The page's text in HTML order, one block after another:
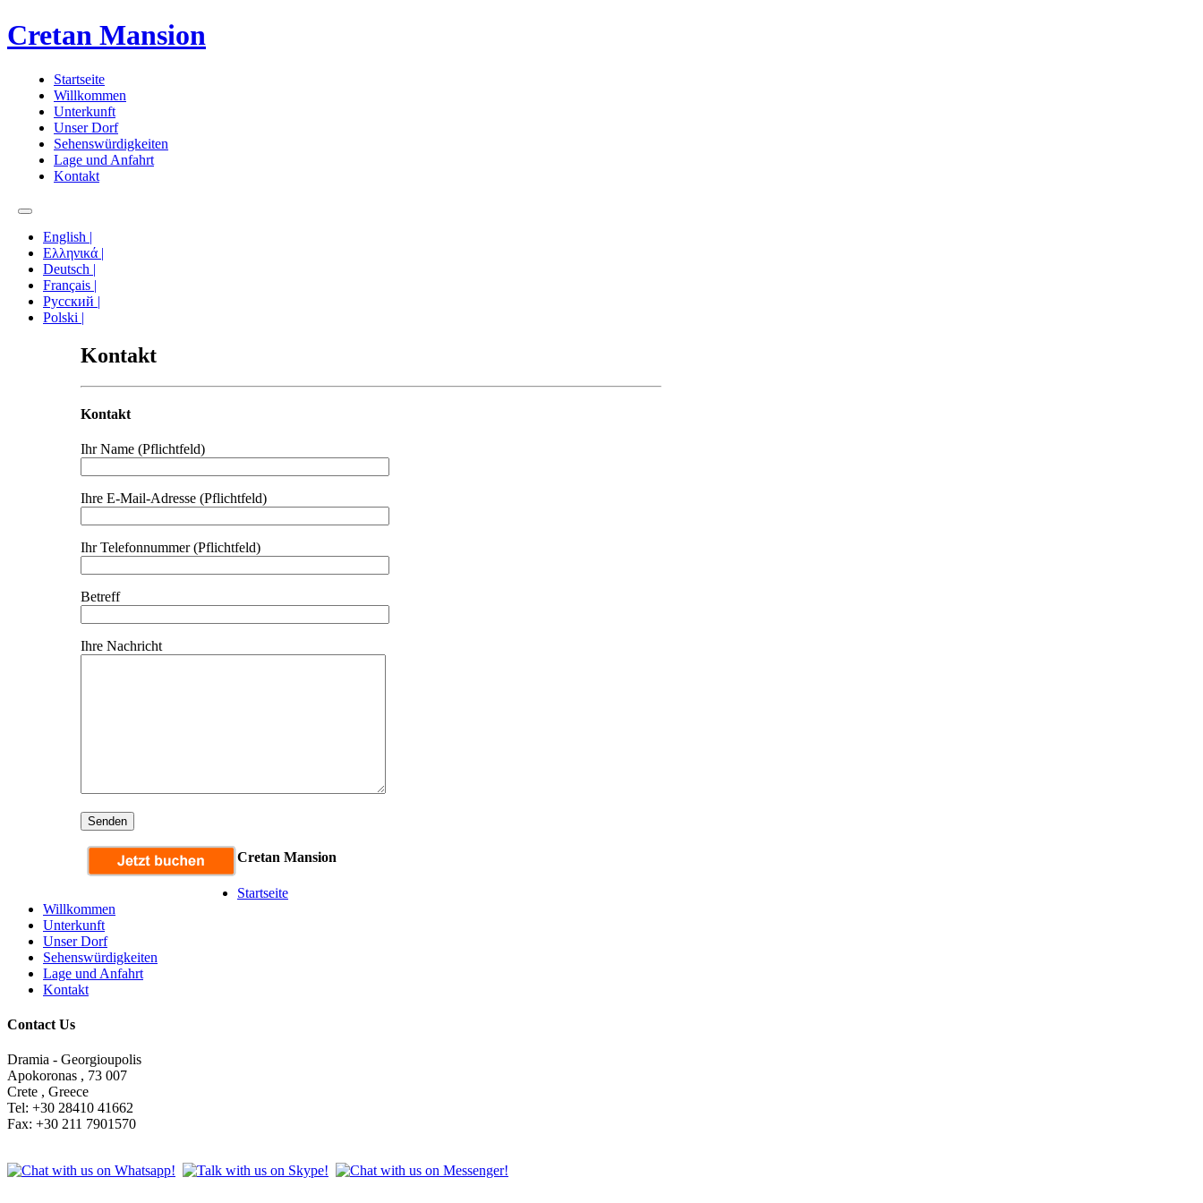
Cretan Mansion
Startseite
Willkommen
Unterkunft
Unser Dorf
Sehenswürdigkeiten
Lage und Anfahrt
Kontakt
English |
Ελληνικά |
Deutsch |
Français |
Русский |
Polski |
Kontakt
Kontakt
Ihr Name (Pflichtfeld)
Ihre E-Mail-Adresse (Pflichtfeld)
Ihr Telefonnummer (Pflichtfeld)
Betreff
Ihre Nachricht
Cretan Mansion
Startseite
Willkommen
Unterkunft
Unser Dorf
Sehenswürdigkeiten
Lage und Anfahrt
Kontakt
Contact Us
Dramia - Georgioupolis
Apokoronas , 73 007
Crete , Greece
Tel: +30 28410 41662
Fax: +30 211 7901570